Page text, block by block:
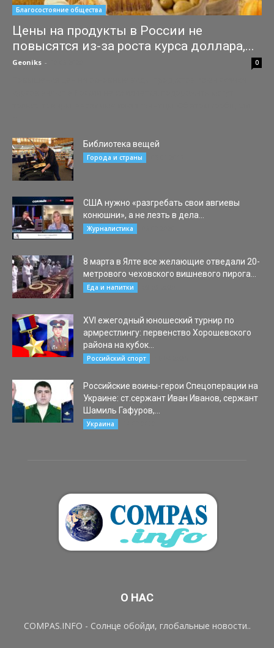
Благосостояние общества
Цены на продукты в России не
повысятся из-за роста курса доллара,...
Geoniks - 0
Библиотека вещей
Города и страны
США нужно «разгребать свои авгиевы
конюшни», а не лезть в дела...
Журналистика
8 марта в Ялте все желающие отведали 20-
метрового чеховского вишневого пирога...
Еда и напитки
ХVI ежегодный юношеский турнир по
армрестлингу: первенство Хорошевского
района на кубок...
Российский спорт
Российские воины-герои Спецоперации на
Украине: ст.сержант Иван Иванов, сержант
Шамиль Гафуров,...
Украина
О НАС
COMPAS.INFO - Солнце обойди, глобальные новости..